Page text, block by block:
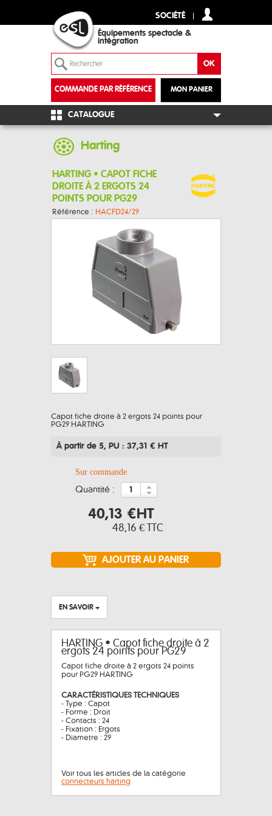
SOCIÉTÉ
Équipements spectacle &
intégration
MON PANIER
COMMANDE PAR RÉFÉRENCE
+
CATALOGUE
Harting
HARTING • CAPOT FICHE
DROITE À 2 ERGOTS 24
POINTS POUR PG29
Référence : HACFD24/29
Capot fiche droite à 2 ergots 24 points pour
PG29 HARTING
À partir de 5, PU : 37,31 € HT
Sur commande
quantité :
40,13 €HT
48,16 € TTC
EN SAVOIR +
HARTING • Capot fiche droite à 2
ergots 24 points pour PG29
Capot fiche droite à 2 ergots 24 points
pour PG29 HARTING
CARACTÉRISTIQUES TECHNIQUES
- Type : Capot
- Forme : Droit
- Contacts : 24
- Fixation : Ergots
- Diametre : 29
Voir tous les articles de la catégorie
connecteurs harting